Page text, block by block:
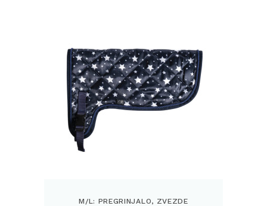
M/L: PREGRINJALO, ZVEZDE